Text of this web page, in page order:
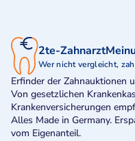
2te-
Wer nicht vergleicht,
Erfinder der Zahnauktionen
Von gesetzlichen
Krankenversicherungen
Alles Made in Germany.
vom Eigenanteil.